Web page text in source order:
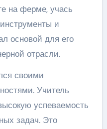
на ферме, учась
и
основой для его
отрасли.
своими
Учитель
успеваемость
задач. Это